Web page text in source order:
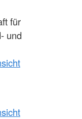
für
und